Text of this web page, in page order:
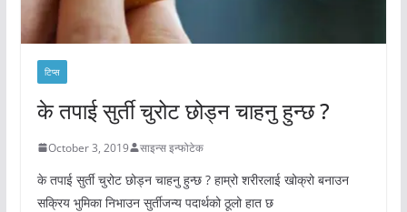
टिप्स
के तपाई सुर्ती चुरोट छोड्न चाहनु हुन्छ ?
October 3, 2019 साइन्स इन्फोटेक
के तपाई सुर्ती चुरोट छोड्न चाहनु हुन्छ ? हाम्रो शरीरलाई खोक्रो बनाउन
सक्रिय भुमिका निभाउन सुर्तीजन्य पदार्थको ठूलो हात छ